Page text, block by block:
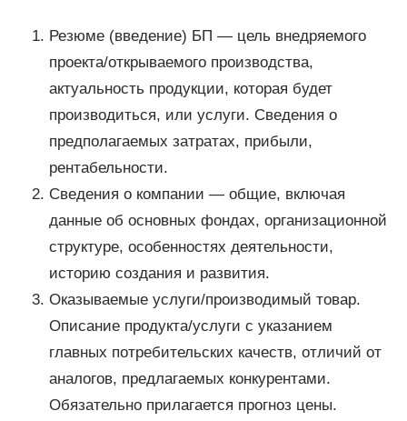
Резюме (введение) БП — цель внедряемого
проекта/открываемого производства,
актуальность продукции, которая будет
производиться, или услуги. Сведения о
предполагаемых затратах, прибыли,
рентабельности.
Сведения о компании — общие, включая
данные об основных фондах, организационной
структуре, особенностях деятельности,
историю создания и развития.
Оказываемые услуги/производимый товар.
Описание продукта/услуги с указанием
главных потребительских качеств, отличий от
аналогов, предлагаемых конкурентами.
Обязательно прилагается прогноз цены.